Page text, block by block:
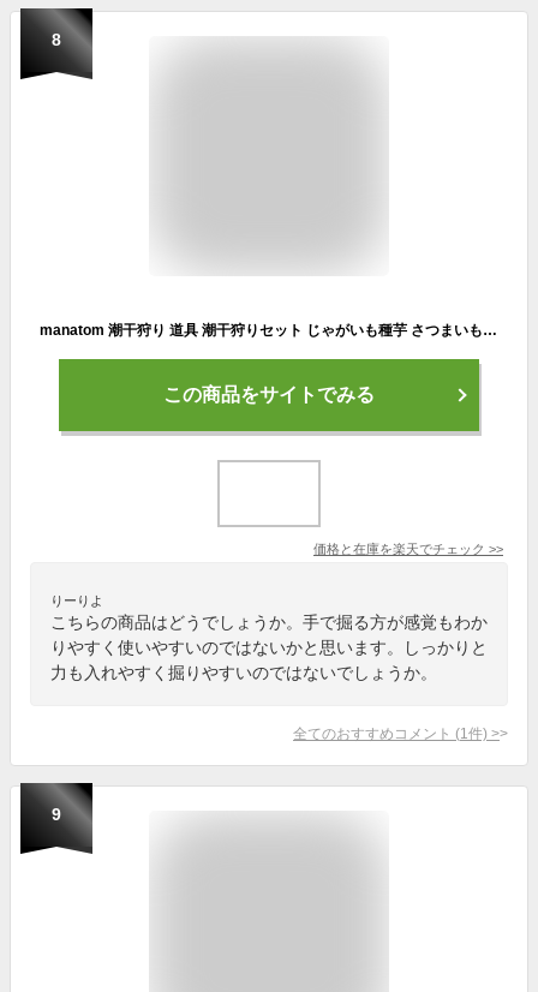
8
manatom 潮干狩り 道具 潮干狩りセット じゃがいも種芋 さつまいも 栽培 方法 穴掘り
この商品をサイトでみる
価格と在庫を楽天でチェック >>
りーりよ
こちらの商品はどうでしょうか。手で掘る方が感覚もわか
りやすく使いやすいのではないかと思います。しっかりと
力も入れやすく掘りやすいのではないでしょうか。
全てのおすすめコメント (1 件) >
9